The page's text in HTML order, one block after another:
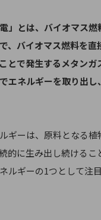
」とは、バイオマス
、バイオマス燃料を直
とで発生するメタンガ
エネルギーを取り出し
ギーは、原料となる植
的に生み出し続けるこ
ルギーの1つとして注